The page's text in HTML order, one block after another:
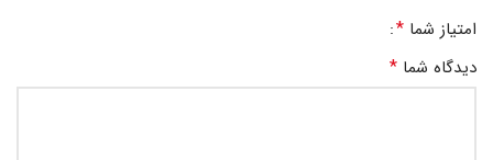
امتیاز شما *
دیدگاه شما *